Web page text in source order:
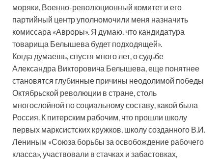
моряки, Военно-революционный комитет и его
партийный центр уполномочили меня назначить
комиссара «Авроры». Я думаю, что кандидатура
товарища Белышева будет подходящей».
Когда думаешь, спустя много лет, о судьбе
Александра Викторовича Белышева, еще понятнее
становятся глубинные причины неодолимой победы
Октябрьской революции в стране, столь
многослойной по социальному составу, какой была
Россия. К питерским рабочим, что прошли школу
первых марксистских кружков, школу созданного В.И.
Лениным «Союза борьбы за освобождение рабочего
класса», участвовали в стачках и забастовках,